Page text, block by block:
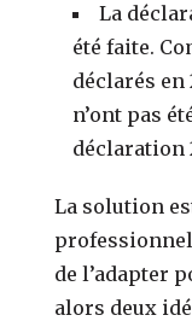
La
été faite.
déclarés en
n’ont pas
déclaration
La solution
de l’adapter
alors deux